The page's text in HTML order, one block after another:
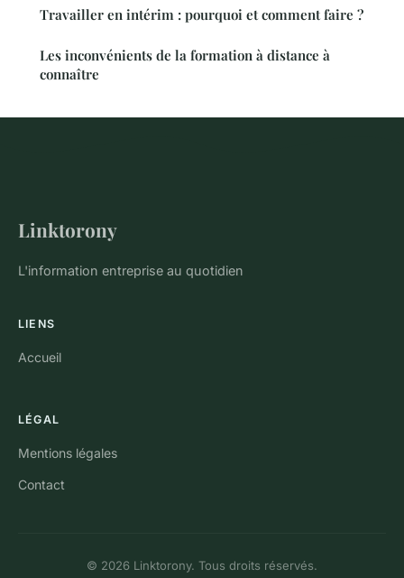
Travailler en intérim : pourquoi et comment faire ?
Les inconvénients de la formation à distance à
connaître
Linktorony
L'information entreprise au quotidien
LIENS
Accueil
LÉGAL
Mentions légales
Contact
© 2026 Linktorony. Tous droits réservés.